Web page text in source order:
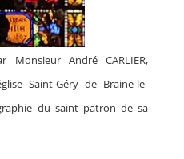
Monsieur André CARLIER,
Saint-Géry de Braine-le-
du saint patron de sa